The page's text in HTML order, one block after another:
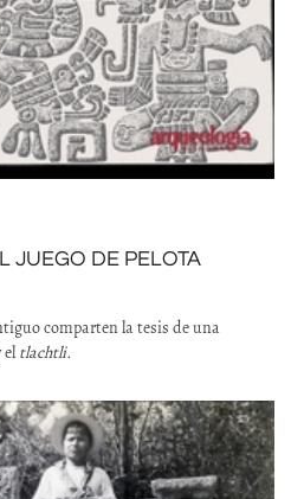
JUEGO DE PELOTA
comparten la tesis de una
el tlachtli.